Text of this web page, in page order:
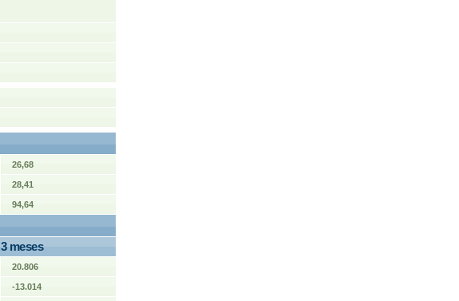
26,68
28,41
94,64
meses
20.806
-13.014